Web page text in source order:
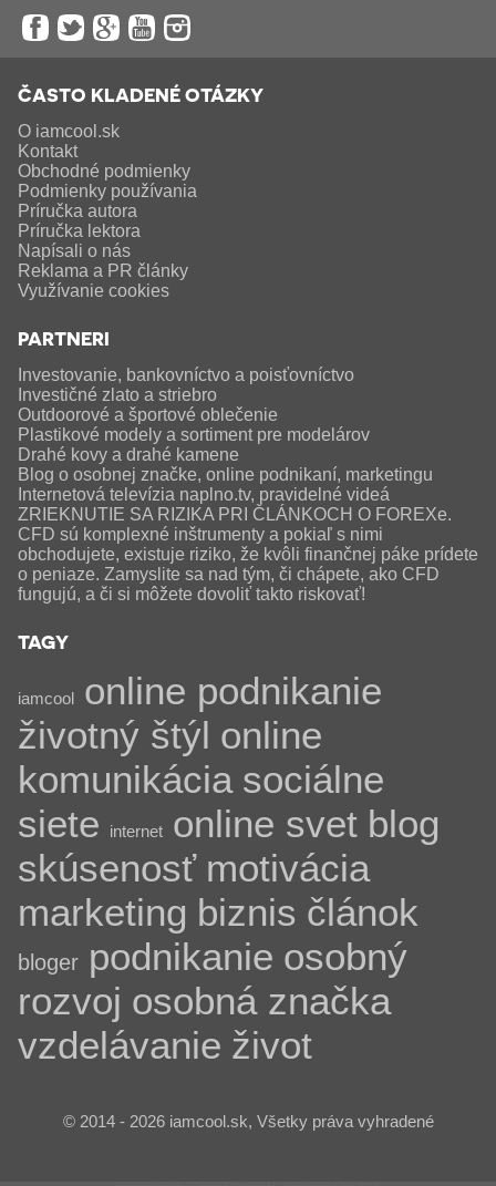
ČASTO KLADENÉ OTÁZKY
O iamcool.sk
Kontakt
Obchodné podmienky
Podmienky používania
Príručka autora
Príručka lektora
Napísali o nás
Reklama a PR články
Využívanie cookies
PARTNERI
Investovanie, bankovníctvo a poisťovníctvo
Investičné zlato a striebro
Outdoorové a športové oblečenie
Plastikové modely a sortiment pre modelárov
Drahé kovy a drahé kamene
Blog o osobnej značke, online podnikaní, marketingu
Internetová televízia naplno.tv, pravidelné videá
ZRIEKNUTIE SA RIZIKA PRI ČLÁNKOCH O FOREXe.
CFD sú komplexné inštrumenty a pokiaľ s nimi
obchodujete, existuje riziko, že kvôli finančnej páke prídete
o peniaze. Zamyslite sa nad tým, či chápete, ako CFD
fungujú, a či si môžete dovoliť takto riskovať!
TAGY
iamcool
online podnikanie
životný štýl online
komunikácia sociálne
siete
internet online svet blog
skúsenosť motivácia
marketing biznis článok
bloger podnikanie osobný
rozvoj osobná značka
vzdelávanie život
© 2014 - 2026 iamcool.sk, Všetky práva vyhradené